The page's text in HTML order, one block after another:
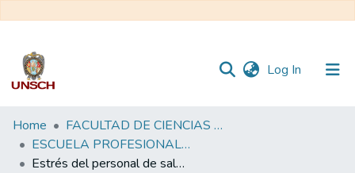
Log In (current)
Communities
&
Collections
Home
FACULTAD DE CIENCIAS DE LA SALUD
ESCUELA PROFESIONAL DE FARMACIA Y BIOQUÍMICA
Estrés del personal de salud y desempeño laboral en cadenas de boticas del distrito de Ayacucho, 2025